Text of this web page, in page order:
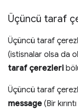
Üçüncü taraf
Üçüncü taraf
(istisnalar olsa da
taraf çerezleri
Üçüncü taraf
message (Bir